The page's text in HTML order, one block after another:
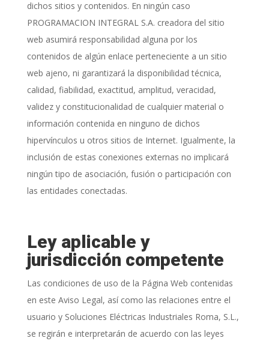
dichos sitios y contenidos. En ningún caso
PROGRAMACION INTEGRAL S.A. creadora del sitio
web asumirá responsabilidad alguna por los
contenidos de algún enlace perteneciente a un sitio
web ajeno, ni garantizará la disponibilidad técnica,
calidad, fiabilidad, exactitud, amplitud, veracidad,
validez y constitucionalidad de cualquier material o
información contenida en ninguno de dichos
hipervínculos u otros sitios de Internet. Igualmente, la
inclusión de estas conexiones externas no implicará
ningún tipo de asociación, fusión o participación con
las entidades conectadas.
Ley aplicable y
jurisdicción competente
Las condiciones de uso de la Página Web contenidas
en este Aviso Legal, así como las relaciones entre el
usuario y Soluciones Eléctricas Industriales Roma, S.L.,
se regirán e interpretarán de acuerdo con las leyes